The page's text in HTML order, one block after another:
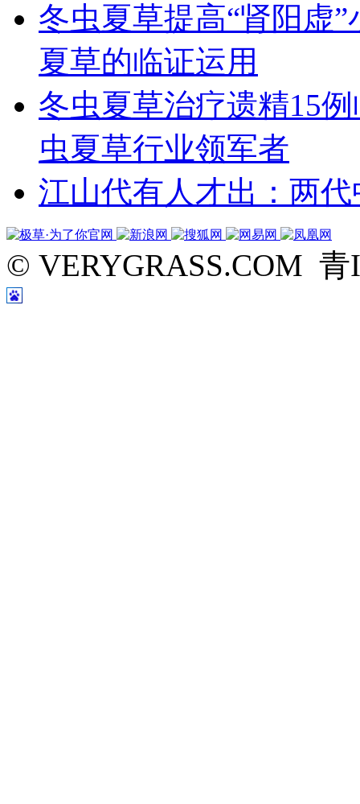
冬虫夏草提高“肾阳虚
夏草的临证运用
冬虫夏草治疗遗精15
虫夏草行业领军者
江山代有人才出：两
© VERYGRASS.COM 青